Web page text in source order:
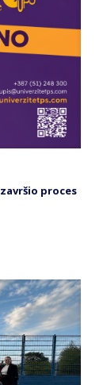
proces